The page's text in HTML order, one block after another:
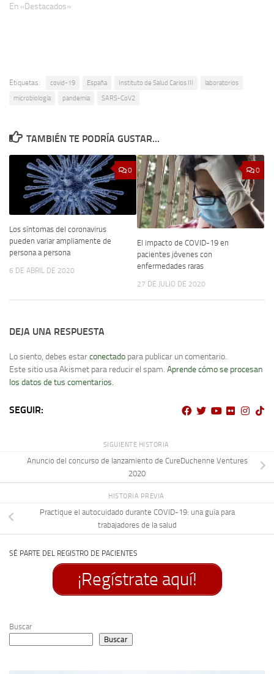
En «Destacados»
Etiquetas: covid-19 España Instituto de Salud Carlos III
laboratorios
microbiología
pandemia SARS-CoV2
TAMBIÉN TE PODRÍA GUSTAR...
0
Los síntomas del coronavirus
pueden variar ampliamente de
persona a persona
6 DE ABRIL DE 2020
0
El impacto de COVID-19 en
pacientes jóvenes con
enfermedades raras
27 DE JULIO DE 2020
DEJA UNA RESPUESTA
Lo siento, debes estarconectado para publicar un comentario.
Este sitio usa Akismet para reducir el spam. Aprende cómo se procesan
los datos de tus comentarios.
SEGUIR:
SIGUIENTE HISTORIA
Anuncio del concurso de lanzamiento de CureDuchenne Ventures
2020
HISTORIA PREVIA
Practique el autocuidado durante COVID-19: una guía para
trabajadores de la salud
SÉ PARTE DEL REGISTRO DE PACIENTES
¡Regístrate aquí!
Buscar
Buscar